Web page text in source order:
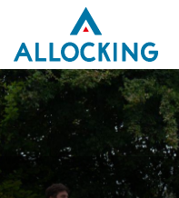
Overslaan naar inhoud